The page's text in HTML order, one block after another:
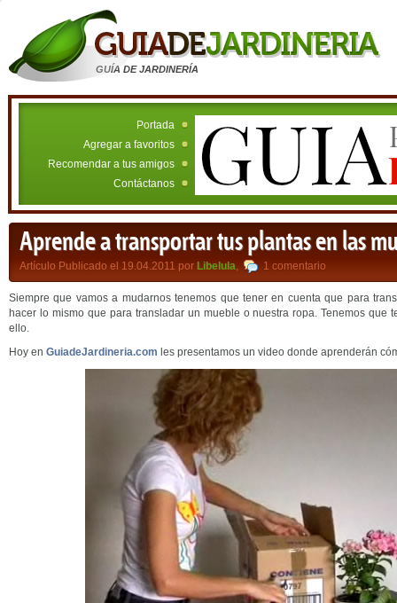
GUÍA DE JARDINERÍA
Portada
Agregar a favoritos
Recomendar a tus amigos
Contáctanos
Aprende a transportar tus plantas en las
Artículo Publicado el 19.04.2011 por Libelula, 1 comentario
Siempre que vamos a mudarnos tenemos que tener en cuenta que para
hacer lo mismo que para transladar un mueble o nuestra ropa. Tenemos que
ello.
Hoy en GuiadeJardineria.com les presentamos un video donde aprenderán